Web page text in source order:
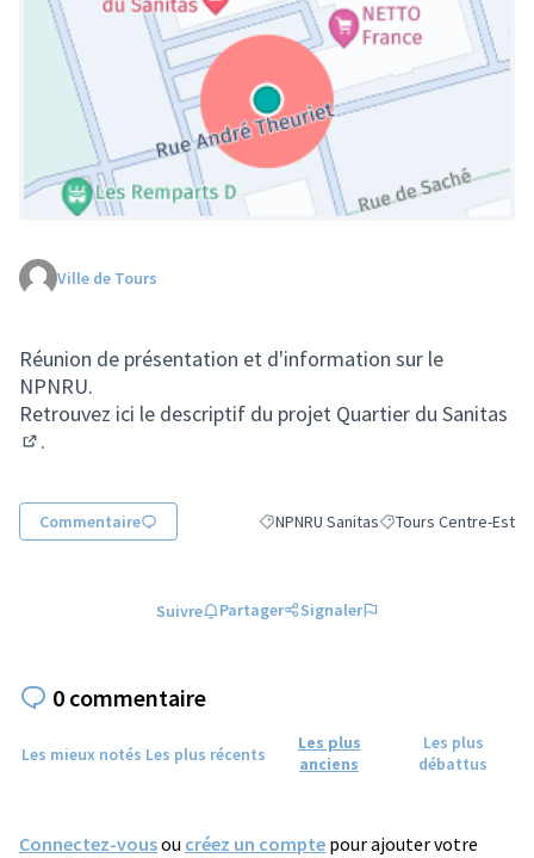
(Lien externe)
Ville de Tours
Réunion de présentation et d'information sur le
NPNRU.
Retrouvez ici le descriptif du projet Quartier du Sanitas
.
Commentaire Filtrer les résultats de la catégorie :
NPNRU SanitasFiltrer les résultats
Tours Centre-Est
Suivre Partager Signaler
0 commentaire
Les mieux notés Les plus récents
Les plus
anciens
Les plus
débattus
Connectez-vousou créez un compte pour ajouter votre